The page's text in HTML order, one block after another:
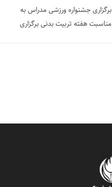
برگزاری جشنواره ورزشی مدراس به
مناسبت هفته تربیت بدنی برگزاری